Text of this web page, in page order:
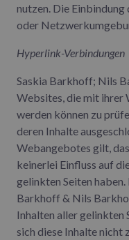
nutzen. Die
oder
Hyperlink-Verbindungen
Saskia Barkhoff; Nils
Websites, die mit
werden können zu
deren Inhalte
Webangebotes gilt,
keinerlei Einfluss auf
gelinkten Seiten
Barkhoff & Nils
Inhalten aller gelinkten
sich diese Inhalte nicht